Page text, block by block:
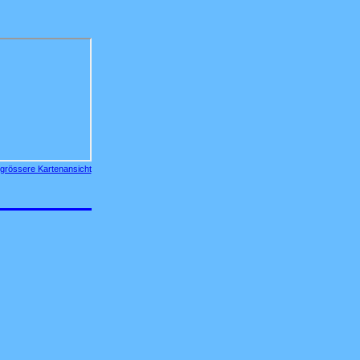
grössere Kartenansicht